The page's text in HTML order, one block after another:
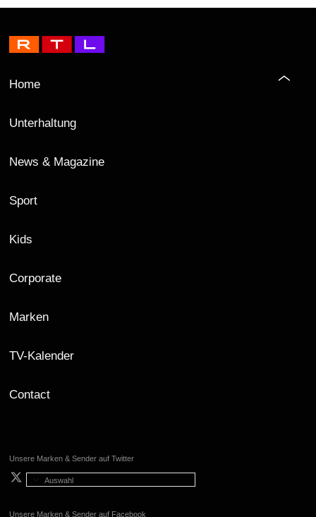
Home
Unterhaltung
News & Magazine
Sport
Kids
Corporate
Marken
TV-Kalender
Contact
Unsere Marken & Sender auf Twitter
Auswahl
Unsere Marken & Sender auf Facebook